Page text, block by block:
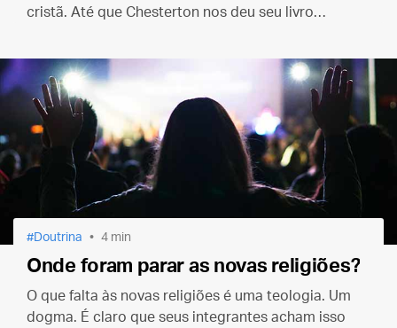
cristã. Até que Chesterton nos deu seu livro
Doutrina 4 min
Onde foram parar as novas religiões?
O que falta às novas religiões é uma teologia. Um
dogma. É claro que seus integrantes acham isso